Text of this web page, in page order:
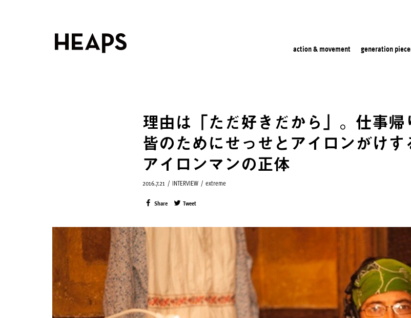
action & movement generation
理由は「ただ好きだから」。仕事
皆のためにせっせとアイロンがけ
アイロンマンの正体
2016.7.21 / INTERVIEW / extreme
Share Tweet